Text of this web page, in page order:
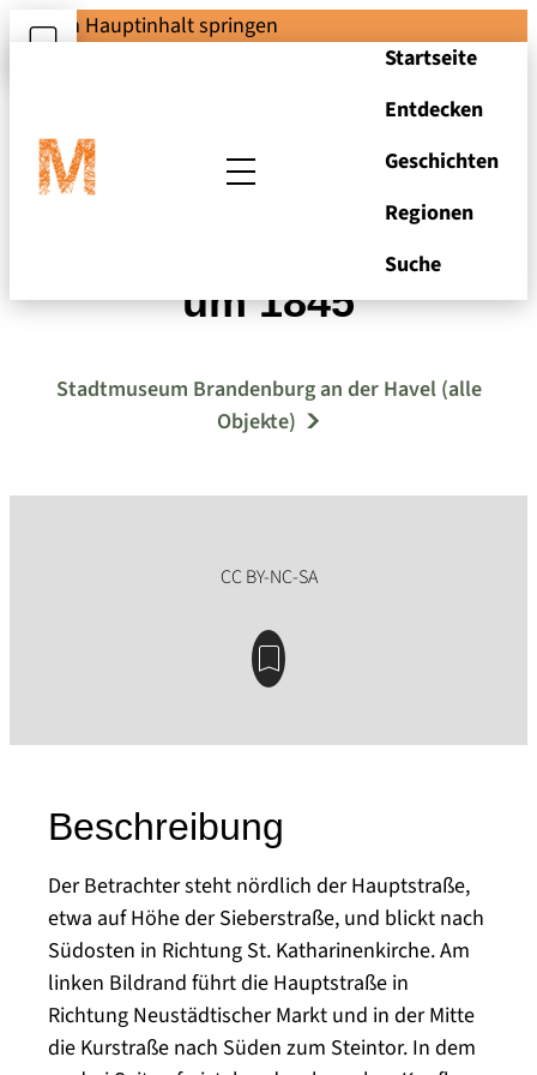
Zum Hauptinhalt springen
Startseite
Entdecken
Geschichten
Regionen
Suche
Obere Hauptstraße
um 1845
Stadtmuseum Brandenburg an der Havel (alle
Objekte)
Beschreibung
Der Betrachter steht nördlich der Hauptstraße,
etwa auf Höhe der Sieberstraße, und blickt nach
Südosten in Richtung St. Katharinenkirche. Am
linken Bildrand führt die Hauptstraße in
Richtung Neustädtischer Markt und in der Mitte
die Kurstraße nach Süden zum Steintor. In dem